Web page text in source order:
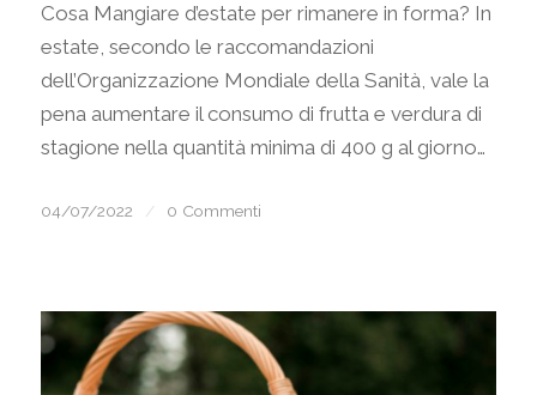
Cosa Mangiare d’estate per rimanere in forma? In
estate, secondo le raccomandazioni
dell’Organizzazione Mondiale della Sanità, vale la
pena aumentare il consumo di frutta e verdura di
stagione nella quantità minima di 400 g al giorno…
04/07/2022 / 0 Commenti